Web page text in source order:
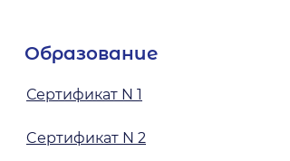
Образование
Сертификат N 1
Cертификат N 2